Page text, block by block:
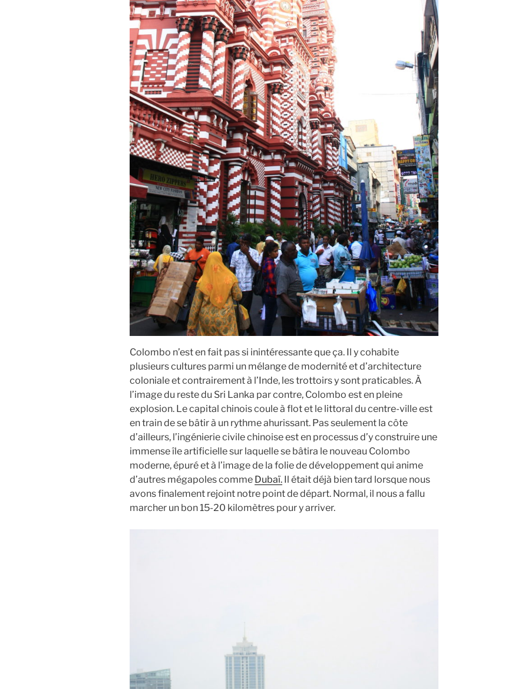
Colombo n’est en fait pas si inintéressante que ça. Il y cohabite
plusieurs cultures parmi un mélange de modernité et d’architecture
coloniale et contrairement à l’Inde, les trottoirs y sont praticables. À
l’image du reste du Sri Lanka par contre, Colombo est en pleine
explosion. Le capital chinois coule à flot et le littoral du centre-ville est
en train de se bâtir à un rythme ahurissant. Pas seulement la côte
d’ailleurs, l’ingénierie civile chinoise est en processus d’y construire une
immense île artificielle sur laquelle se bâtira le nouveau Colombo
moderne, épuré et à l’image de la folie de développement qui anime
d’autres mégapoles comme Dubaï. Il était déjà bien tard lorsque nous
avons finalement rejoint notre point de départ. Normal, il nous a fallu
marcher un bon 15-20 kilomètres pour y arriver.